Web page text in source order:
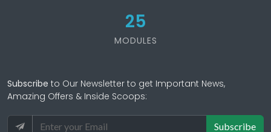
25
MODULES
Subscribe to Our Newsletter to get Important News,
Amazing Offers & Inside Scoops:
Subscribe